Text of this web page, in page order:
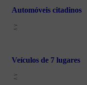
Automóveis citadinos
Veículos de 7 lugares